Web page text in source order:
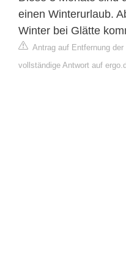
einen Winterurlaub.
Winter bei Glätte
Antrag auf Entfernung der
vollständige Antwort auf